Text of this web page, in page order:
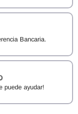
Bancaria.
puede ayudar!